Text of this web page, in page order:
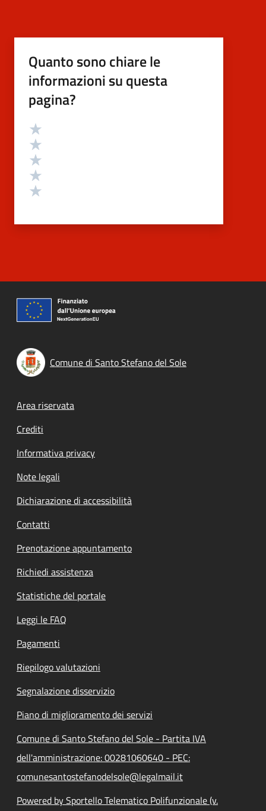
Quanto sono chiare le
informazioni su questa
pagina?
Valutazione
Comune di Santo Stefano del Sole
Footer menu
Area riservata
Crediti
Informativa privacy
Note legali
Dichiarazione di accessibilità
Contatti
Prenotazione appuntamento
Richiedi assistenza
Statistiche del portale
Leggi le FAQ
Pagamenti
Riepilogo valutazioni
Segnalazione disservizio
Piano di miglioramento dei servizi
Comune di Santo Stefano del Sole - Partita IVA
dell'amministrazione: 00281060640 - PEC:
comunesantostefanodelsole@legalmail.it
Powered by Sportello Telematico Polifunzionale (v.